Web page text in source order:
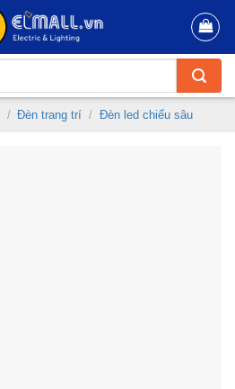
/ Đèn trang trí / Đèn led chiếu sâu